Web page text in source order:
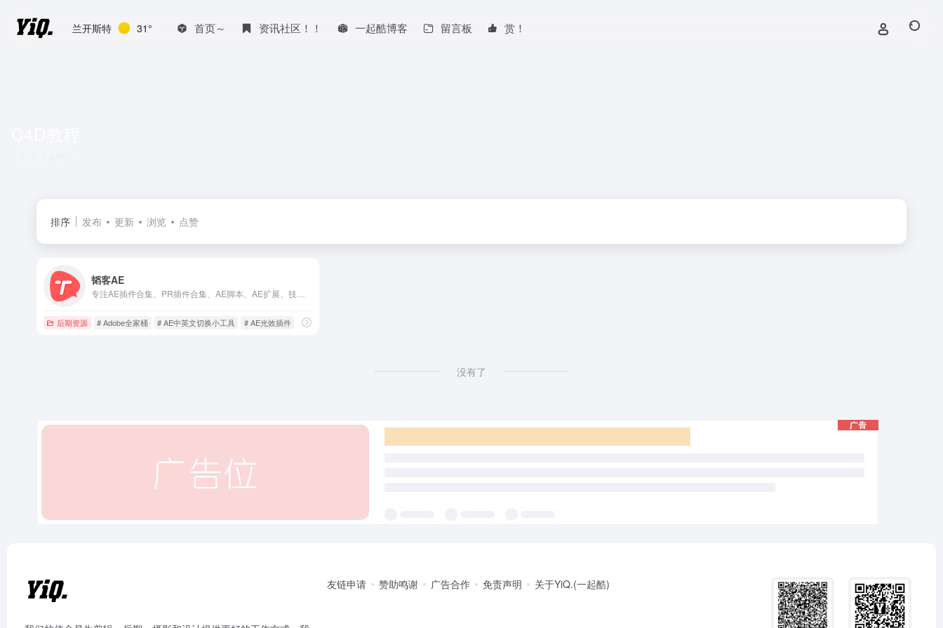
兰开斯特 31° 首页～ 资讯社区！！ 一起酷博客 留言板 赏！
排序 发布 更新 浏览 点赞
韬客AE
后期资源 # Adobe全家桶 # AE中英文切换小工具 # AE光效插件
没有了
友链申请 赞助鸣谢 广告合作 免责声明 关于YiQ.(一起酷)